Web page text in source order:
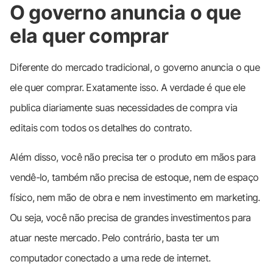
O governo anuncia o que
ela quer comprar
Diferente do mercado tradicional, o governo anuncia o que
ele quer comprar. Exatamente isso. A verdade é que ele
publica diariamente suas necessidades de compra via
editais com todos os detalhes do contrato.
Além disso, você não precisa ter o produto em mãos para
vendê-lo, também não precisa de estoque, nem de espaço
físico, nem mão de obra e nem investimento em marketing.
Ou seja, você não precisa de grandes investimentos para
atuar neste mercado. Pelo contrário, basta ter um
computador conectado a uma rede de internet.